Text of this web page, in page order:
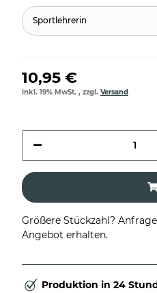
Sportlehrerin
10,95 €
inkl. 19% MwSt. , zzgl. Versand
Größere Stückzahl?
Angebot erhalten.
Produktion in 24